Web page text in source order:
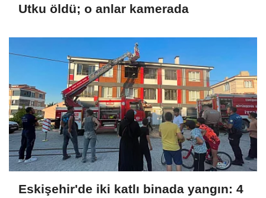
Utku öldü; o anlar kamerada
Eskişehir'de iki katlı binada yangın: 4